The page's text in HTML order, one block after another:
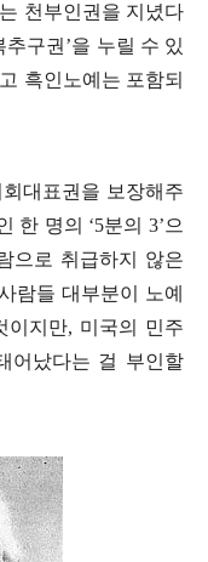
천부인권을 지녔다
구권’을 누릴 수 있
흑인노예는 포함되
대표권을 보장해주
한 명의 ‘5분의 3’으
으로 취급하지 않은
람들 대부분이 노예
이지만, 미국의 민주
어났다는 걸 부인할